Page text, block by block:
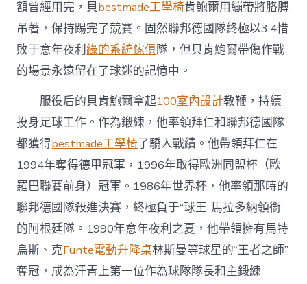
額曾經用完，貝bestmade工學椅肯鮑爾用繃帶將胳膊
吊著，保持踢完了競賽。固然聯邦德國隊終極以3:4惜
敗于意年夜利綠的系統傢俱隊，但貝肯鮑爾帶傷作戰
的場景永遠留在了球迷的記憶中。
服役后的貝肯鮑爾拿起100室內設計教鞭，持續
投身足球工作。作為鍛練，他率領拜仁和聯邦德國隊
都獲得bestmade工學椅了驕人戰績。他帶領拜仁在
1994年奪得德甲冠軍，1996年取得歐洲同盟杯（歐
羅巴聯賽前身）冠軍。1986年世界杯，他率領那時的
聯邦德國隊殺進決賽，終極負于“球王”馬拉多納領銜
的阿根廷隊。1990年意年夜利之夏，他帶領擁有馬特
烏斯、克Funte電動升降桌林斯曼等球星的“王者之師”
奪冠，成為汗青上第一位作為球隊隊長和主鍛練